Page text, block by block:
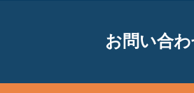
お問い合